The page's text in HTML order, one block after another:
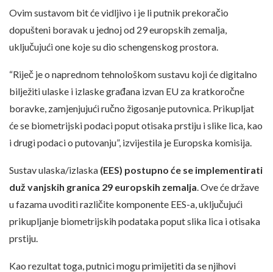
Ovim sustavom bit će vidljivo i je li putnik prekoračio
dopušteni boravak u jednoj od 29 europskih zemalja,
uključujući one koje su dio schengenskog prostora.
“Riječ je o naprednom tehnološkom sustavu koji će digitalno
bilježiti ulaske i izlaske građana izvan EU za kratkoročne
boravke, zamjenjujući ručno žigosanje putovnica. Prikupljat
će se biometrijski podaci poput otisaka prstiju i slike lica, kao
i drugi podaci o putovanju”, izvijestila je Europska komisija.
Sustav ulaska/izlaska (EES) postupno će se implementirati
duž vanjskih granica 29 europskih zemalja . Ove će države
u fazama uvoditi različite komponente EES-a, uključujući
prikupljanje biometrijskih podataka poput slika lica i otisaka
prstiju.
Kao rezultat toga, putnici mogu primijetiti da se njihovi